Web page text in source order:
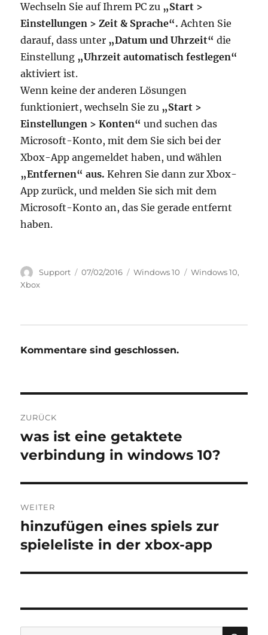
Wechseln Sie auf Ihrem PC zu „Start >
Einstellungen > Zeit & Sprache“. Achten Sie
darauf, dass unter „Datum und Uhrzeit“ die
Einstellung „Uhrzeit automatisch festlegen“
aktiviert ist.
Wenn keine der anderen Lösungen
funktioniert, wechseln Sie zu „Start >
Einstellungen > Konten“ und suchen das
Microsoft-Konto, mit dem Sie sich bei der
Xbox-App angemeldet haben, und wählen
„Entfernen“ aus. Kehren Sie dann zur Xbox-
App zurück, und melden Sie sich mit dem
Microsoft-Konto an, das Sie gerade entfernt
haben.
Autor
Support
Veröffentlicht
07/02/2016 Kategorien
Windows 10 Schlagwörter
Windows 10,
Xbox
Kommentare sind geschlossen.
ZURÜCK
Vorheriger
Beitrag:
was ist eine getaktete
verbindung in windows 10?
WEITER
Nächster
Beitrag:
hinzufügen eines spiels zur
spieleliste in der xbox-app